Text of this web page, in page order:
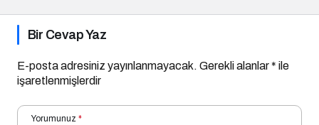
Bir Cevap Yaz
E-posta adresiniz yayınlanmayacak. Gerekli alanlar* ile
işaretlenmişlerdir
Yorumunuz *